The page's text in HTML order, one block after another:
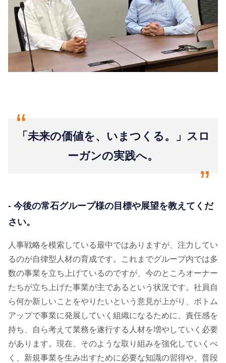
“「未来の価値を、いまつくる。」スロ
ーガンの実践へ。
“
- 今後の常石グループ様の目標や展望を教えてくだ
さい。
人事戦略を模索している最中ではありますが、注力してい
るのが自律型人材の育成です。これまでグループ内では多
数の事業を立ち上げているのですが、今のところオーナー
たちが立ち上げた事業が主であるという状況です。社員自
ら何か新しいことをやりたいという意見が上がり、ボトム
アップで事業に発展していく組織になるために、責任感を
持ち、自ら考えて業務を遂行する人材を増やしていく必要
があります。現在、そのような取り組みを強化していくべ
く、新規事業を生み出すために必要な知識の習得や、普段